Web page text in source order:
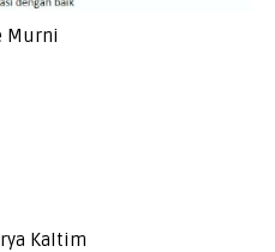
Murni
Kaltim